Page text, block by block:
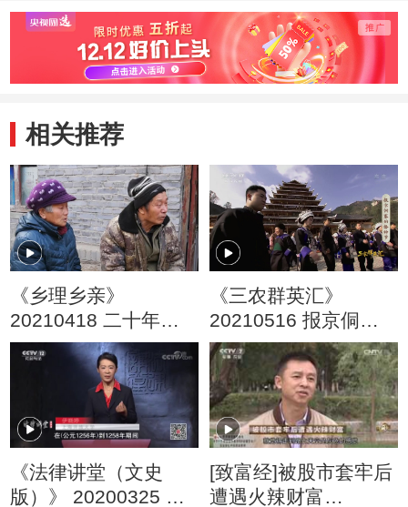
(20140503)
相关推荐
《乡理乡亲》
20210418 二十年的
等待
《三农群英汇》
20210516 报京侗寨
的播种节
《法律讲堂（文史
版）》 20200325 婚
[致富经]被股市套牢后
遭遇火辣财富